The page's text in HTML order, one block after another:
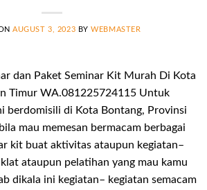
AUGUST 3, 2023 BYWEBMASTER
dan Paket Seminar Kit Murah Di Kota
Timur WA.081225724115 Untuk
berdomisili di Kota Bontang, Provinsi
mau memesan bermacam berbagai
kit buat aktivitas ataupun kegiatan–
ataupun pelatihan yang mau kamu
dikala ini kegiatan– kegiatan semacam